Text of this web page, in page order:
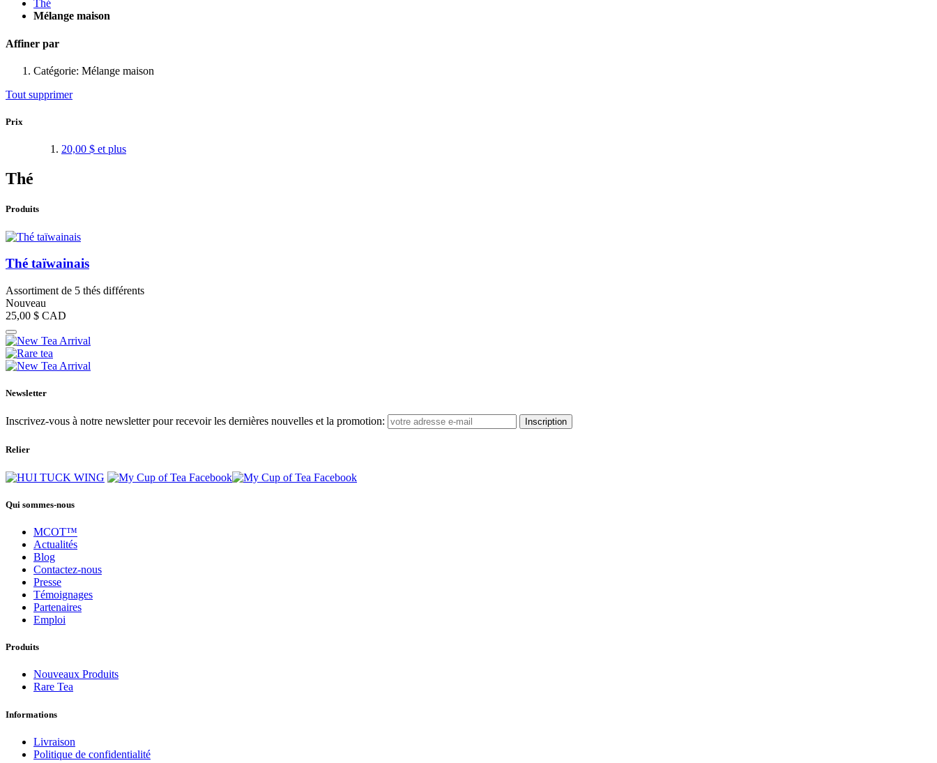
Thé
Mélange maison
Affiner par
Catégorie: Mélange maison
Tout supprimer
Prix
20,00 $ et plus
Thé
Produits
Thé taïwainais
Assortiment de 5 thés différents
Nouveau
25,00 $ CAD
Newsletter
Inscrivez-vous à notre newsletter pour recevoir les dernières nouvelles et la promotion: Inscription
Relier
Qui sommes-nous
MCOT™
Actualités
Blog
Contactez-nous
Presse
Témoignages
Partenaires
Emploi
Produits
Nouveaux Produits
Rare Tea
Informations
Livraison
Politique de confidentialité